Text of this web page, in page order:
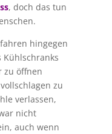
, doch das tun
hingegen
zu öffnen
zu
verlassen,
nicht
auch wenn